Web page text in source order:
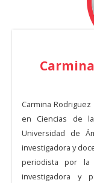
Carmina
en Ciencias de
Universidad de
investigadora y
periodista por la
investigadora y